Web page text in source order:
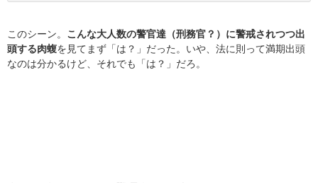
このシーン。 こんな大人数の警官達（刑務官？）に警戒されつつ出
頭する肉蝮を見てまず「は？」だった。いや、法に則って満期出頭
なのは分かるけど、それでも「は？」だろ。